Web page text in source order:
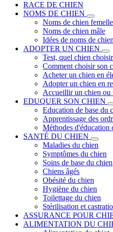
RACE DE CHIEN
NOMS DE CHIEN
Noms de chien femelle
Noms de chien mâle
Idées de noms de
ADOPTER UN CHIEN
Test, quel chien
Comment choisir son
Acheter un chien en
Adopter un chien en
Accueillir un chien ou
EDUQUER SON CHIEN
Education de base du
Apprentissage des
Méthodes d'éducation
SANTÉ DU CHIEN
Maladies du chien
Symptômes du chien
Soins de base du chien
Chiens âgés
Obésité du chien
Hygiène du chien
Toilettage du chien
Stérilisation et
ASSURANCE POUR
ALIMENTATION DU